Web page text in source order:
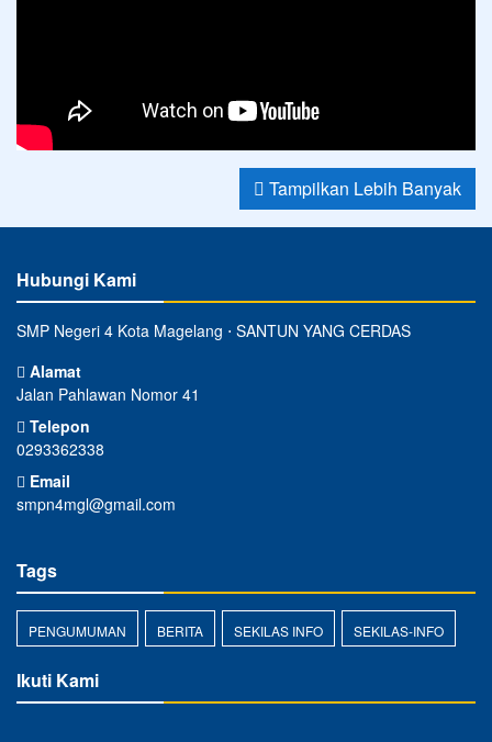
Tampilkan Lebih Banyak
Hubungi Kami
SMP Negeri 4 Kota Magelang ⋅ SANTUN YANG CERDAS
Alamat
Jalan Pahlawan Nomor 41
Telepon
0293362338
Email
smpn4mgl@gmail.com
Tags
PENGUMUMAN BERITA SEKILAS INFO SEKILAS-INFO
Ikuti Kami